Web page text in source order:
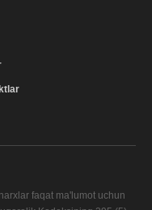
faqat ma'lumot uchun